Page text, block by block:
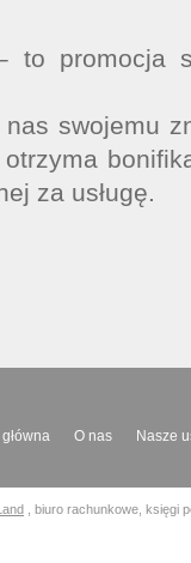
to promocja
swojemu
za usługę.
O nas Nasze
, biuro rachunkowe,